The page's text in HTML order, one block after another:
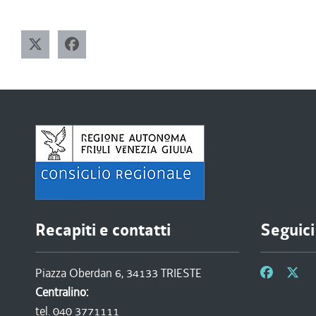
Recapiti e contatti
Piazza Oberdan 6, 34133 TRIESTE
Centralino:
tel. 040 3771111